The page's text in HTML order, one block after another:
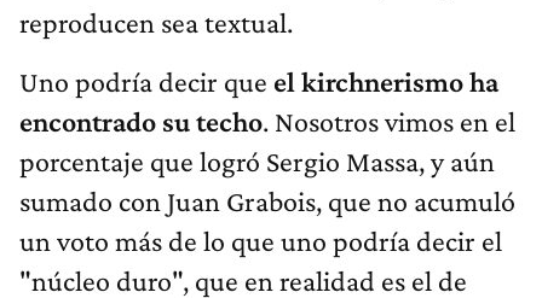
reproducen sea textual.
Uno podría decir que el kirchnerismo ha
encontrado su techo. Nosotros vimos en el
porcentaje que logró Sergio Massa, y aún
sumado con Juan Grabois, que no acumuló
un voto más de lo que uno podría decir el
"núcleo duro", que en realidad es el de